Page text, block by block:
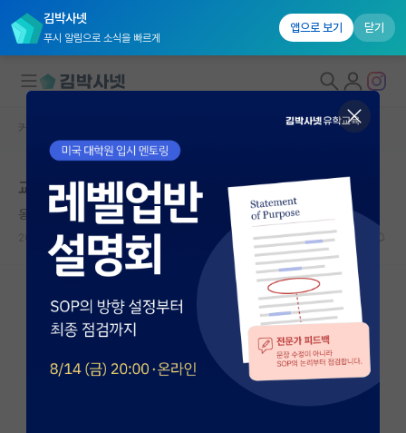
김박사넷
푸시 알림으로 소식을 빠르게
앱으로 보기 닫기
대학원생 모집
국내대학원 정보
연구실&오픈랩
커뮤니티
커뮤니티 홈
전체글보기
베스트 게시판
커뮤니티 홈
교수님의 맘 상하신 사항 위로 및 달래드리기
옹졸한 제임스 맥스웰
2026.06.08 6 6967